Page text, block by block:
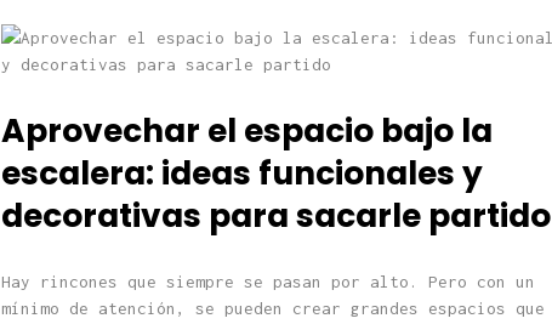
Aprovechar el espacio bajo la
escalera: ideas funcionales y
decorativas para sacarle partido
Hay rincones que siempre se pasan por alto. Pero con un
mínimo de atención, se pueden crear grandes espacios que